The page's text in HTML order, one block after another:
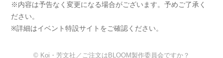
※内容は予告なく変更になる場合がございます。予めご了承く
ださい。
※詳細はイベント特設サイトをご確認ください。
© Koi・芳文社／ご注文はBLOOM製作委員会ですか？